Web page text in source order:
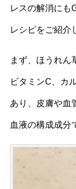
レスの解消に
レシピをご紹介
まず、ほうれん
ビタミンC、カ
あり、皮膚や血
血液の構成成分